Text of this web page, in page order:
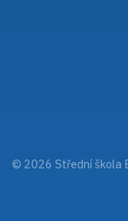
© 2026 Střední škola